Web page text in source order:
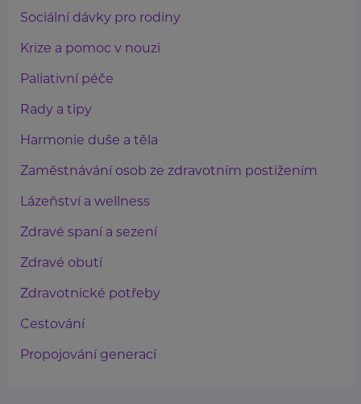
Sociální dávky pro rodiny
Krize a pomoc v nouzi
Paliativní péče
Rady a tipy
Harmonie duše a těla
Zaměstnávání osob ze zdravotním postižením
Lázeňství a wellness
Zdravé spaní a sezení
Zdravé obutí
Zdravotnické potřeby
Cestování
Propojování generací